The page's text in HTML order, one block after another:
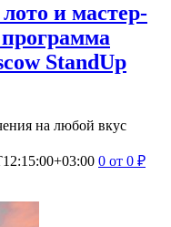
и мастер-
StandUp
на любой вкус
0 от 0 ₽